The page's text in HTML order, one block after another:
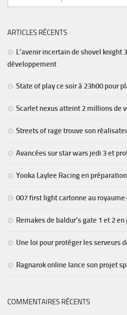
ARTICLES RÉCENTS
L’avenir incertain de shovel knight
développement
State of play ce soir à 23h00 pour
Scarlet nexus atteint 2 millions de
Streets of rage trouve son
Avancées sur star wars jedi 3 et
Yooka Laylee Racing en
007 first light cartonne au
Remakes de baldur’s gate 1 et 2
Une loi pour protéger les serveurs
Ragnarok online lance son projet
COMMENTAIRES RÉCENTS